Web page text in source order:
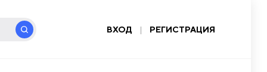
ВХОД | РЕГИСТРАЦИЯ